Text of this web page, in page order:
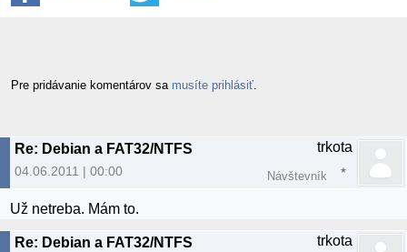
Pre pridávanie komentárov sa musíte prihlásiť
Re: Debian a FAT32/NTFS
04.06.2011 | 00:00
trkota
Návštevník
Už netreba. Mám to.
Re: Debian a FAT32/NTFS trkota